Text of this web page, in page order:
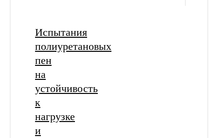
Испытания
полиуретановых
пен
на
устойчивость
к
нагрузке
и